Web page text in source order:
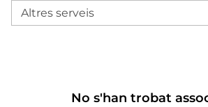
No s'han trobat